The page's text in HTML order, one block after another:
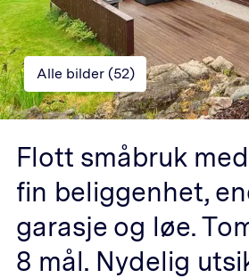
Alle bilder (52)
Flott småbruk
fin beliggenhet,
garasje og løe.
8 mål. Nydelig